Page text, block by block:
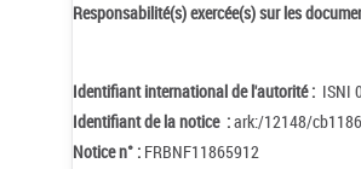
Responsabilité(s) exercée(s) sur les
Identifiant international de l'autorité : ISNI
Identifiant de la notice :ark:/12148/
Notice n° : FRBNF11865912